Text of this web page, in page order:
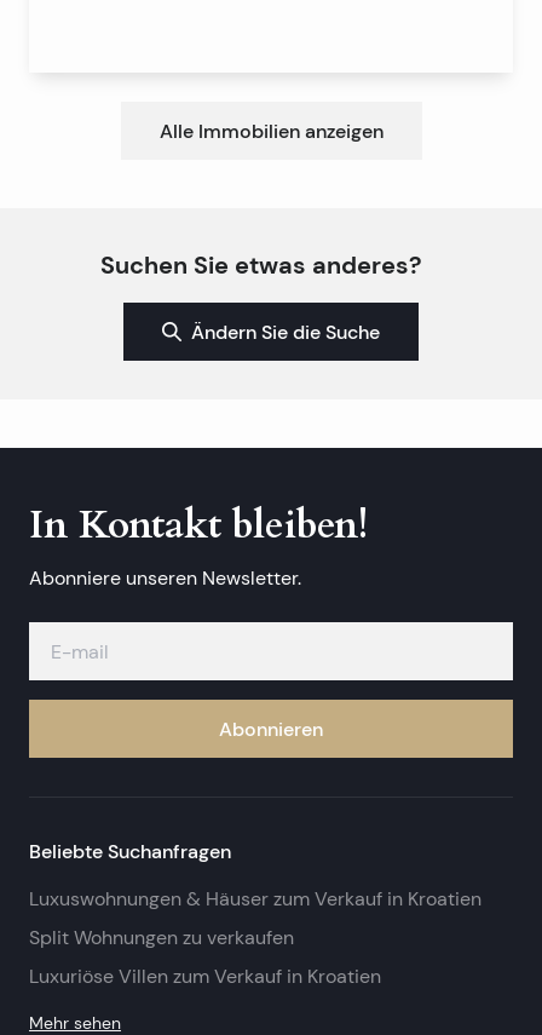
Alle Immobilien anzeigen
Suchen Sie etwas anderes?
Ändern Sie die Suche
In Kontakt bleiben!
Abonniere unseren Newsletter.
Abonnieren
Beliebte Suchanfragen
Luxuswohnungen & Häuser zum Verkauf in Kroatien
Split Wohnungen zu verkaufen
Luxuriöse Villen zum Verkauf in Kroatien
Mehr sehen